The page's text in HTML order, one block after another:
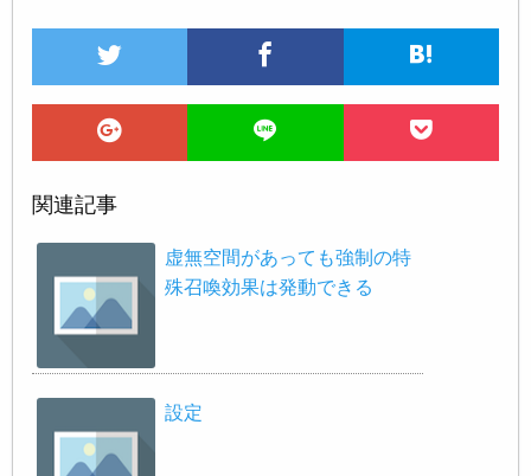
関連記事
虚無空間があっても強制の特
殊召喚効果は発動できる
設定